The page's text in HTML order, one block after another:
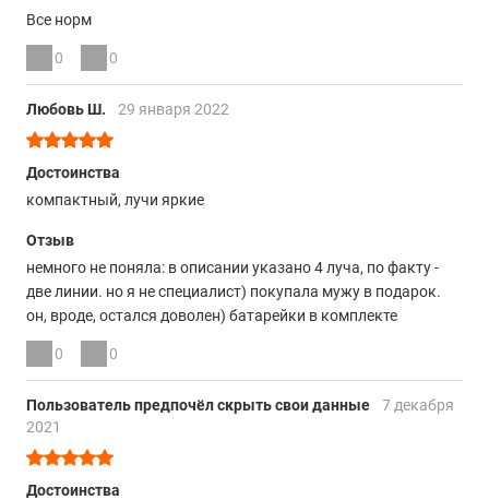
Все норм
0 0
Любовь Ш. 29 января 2022
Достоинства
компактный, лучи яркие
Отзыв
немного не поняла: в описании указано 4 луча, по факту -
две линии. но я не специалист) покупала мужу в подарок.
он, вроде, остался доволен) батарейки в комплекте
0 0
Пользователь предпочёл скрыть свои данные
7 декабря
2021
Достоинства